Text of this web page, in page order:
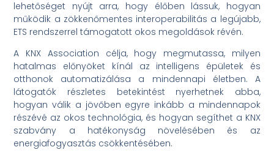
lehetőséget nyújt arra, hogy élőben lássuk, hogyan
működik a zökkenőmentes interoperabilitás a legújabb,
ETS rendszerrel támogatott okos megoldások révén.
A KNX Association célja, hogy megmutassa, milyen
hatalmas előnyöket kínál az intelligens épületek és
otthonok automatizálása a mindennapi életben. A
látogatók részletes betekintést nyerhetnek abba,
hogyan válik a jövőben egyre inkább a mindennapok
részévé az okos technológia, és hogyan segíthet a KNX
szabvány a hatékonyság növelésében és az
energiafogyasztás csökkentésében.